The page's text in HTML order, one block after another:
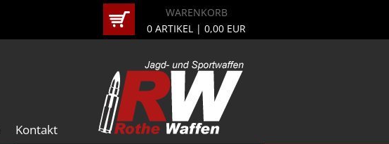
WARENKORB
0 ARTIKEL | 0,00 EUR
Kontakt